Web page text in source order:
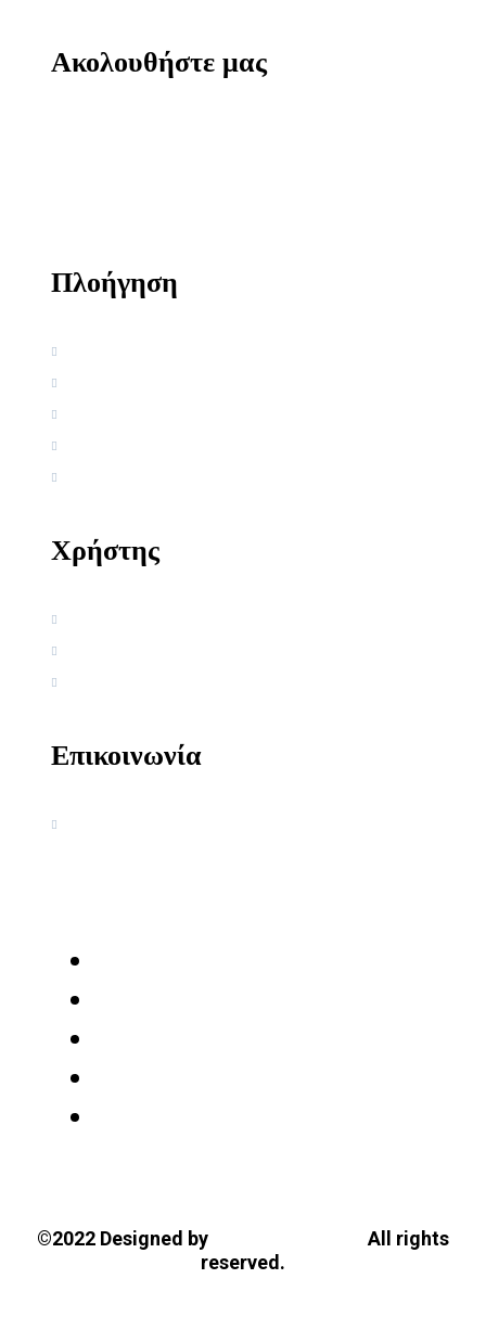
Ακολουθήστε μας
Πλοήγηση
Χρήστης
Επικοινωνία
©2022 Designed by
All rights
reserved.